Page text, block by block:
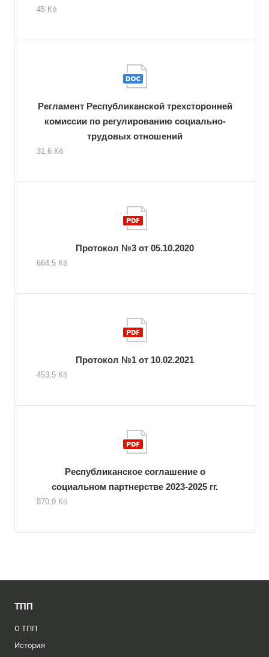
45 Кб
Регламент Республиканской трехсторонней
комиссии по регулированию социально-
трудовых отношений
31,6 Кб
Протокол №3 от 05.10.2020
664,5 Кб
Протокол №1 от 10.02.2021
453,5 Кб
Республиканское соглашение о
социальном партнерстве 2023-2025 гг.
870,9 Кб
ТПП
О ТПП
История